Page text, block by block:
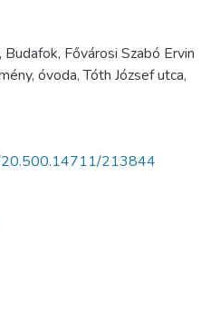
Fővárosi Szabó Ervin
óvoda, Tóth József utca,
20.500.14711/213844